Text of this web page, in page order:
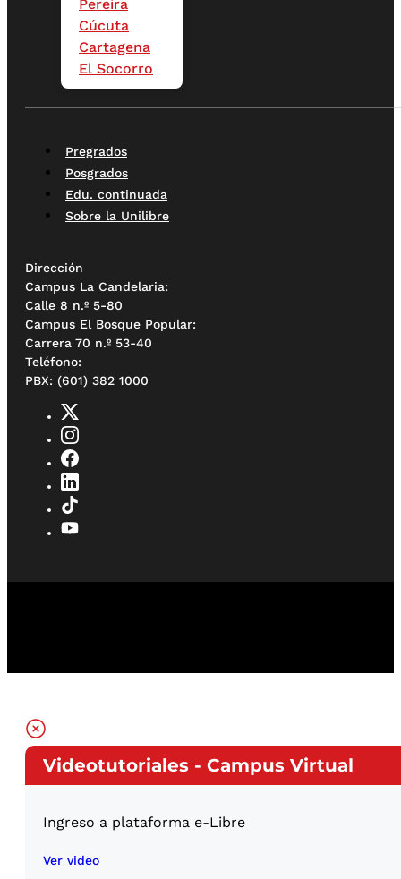
Pereira
Cúcuta
Cartagena
El Socorro
Pregrados
Posgrados
Edu. continuada
Sobre la Unilibre
Dirección
Campus La Candelaria:
Calle 8 n.º 5-80
Campus El Bosque Popular:
Carrera 70 n.º 53-40
Teléfono:
PBX: (601) 382 1000
Videotutoriales - Campus Virtual
Ingreso a plataforma e-Libre
Ver video